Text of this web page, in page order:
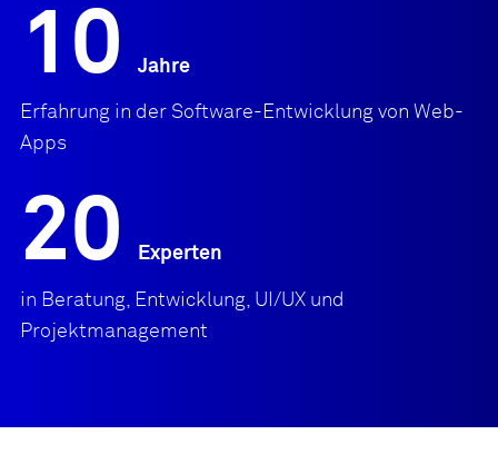
10 Jahre
Erfahrung in der Software-Entwicklung von Web-
Apps
20 Experten
in Beratung, Entwicklung, UI/UX und
Projektmanagement